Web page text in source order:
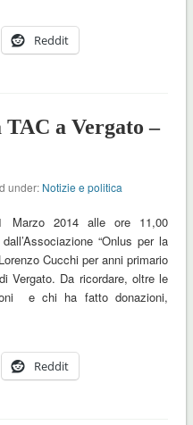
Reddit
TAC a Vergato –
under: Notizie e politica
Marzo 2014 alle ore 11,00
“Onlus per la
Cucchi per anni primario
Vergato. Da ricordare, oltre le
e chi ha fatto donazioni,
Reddit